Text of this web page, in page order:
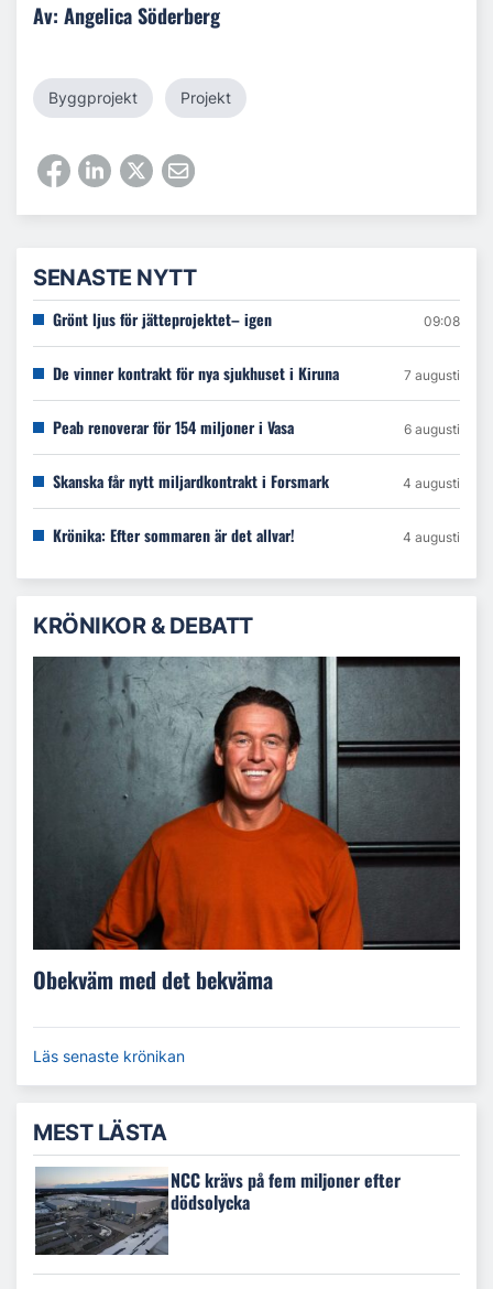
Av: Angelica Söderberg
Byggprojekt Projekt
SENASTE NYTT
Grönt ljus för jätteprojektet– igen 09:08
De vinner kontrakt för nya sjukhuset i Kiruna 7 augusti
Peab renoverar för 154 miljoner i Vasa 6 augusti
Skanska får nytt miljardkontrakt i Forsmark 4 augusti
Krönika: Efter sommaren är det allvar! 4 augusti
KRÖNIKOR & DEBATT
Obekväm med det bekväma
Läs senaste krönikan
MEST LÄSTA
NCC krävs på fem miljoner efter
dödsolycka